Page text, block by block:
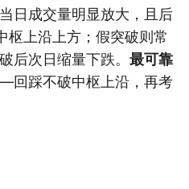
日成交量明显放大，且后
上沿上方；假突破则常
后次日缩量下跌。 最可靠
踩不破中枢上沿，再考